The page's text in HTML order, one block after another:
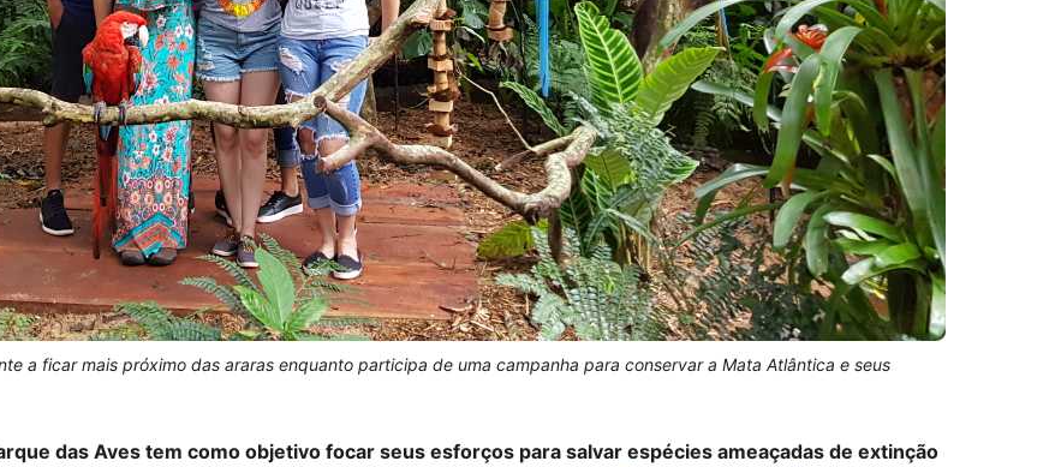
a ficar mais próximo das araras enquanto participa de uma campanha para conservar a Mata Atlântica e seus
das Aves tem como objetivo focar seus esforços para salvar espécies ameaçadas de extinção